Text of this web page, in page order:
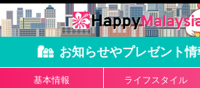
お知らせやプレゼント情
基本情報 ライフスタイル